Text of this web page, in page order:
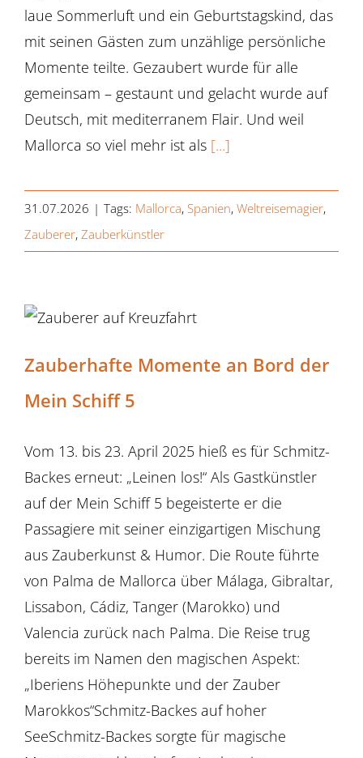
laue Sommerluft und ein Geburtstagskind, das
mit seinen Gästen zum unzählige persönliche
Momente teilte. Gezaubert wurde für alle
gemeinsam – gestaunt und gelacht wurde auf
Deutsch, mit mediterranem Flair. Und weil
Mallorca so viel mehr ist als [...]
31.07.2026 | Tags: Mallorca, Spanien, Weltreisemagier,
Zauberer, Zauberkünstler
Zauberhafte Momente an Bord der
Mein Schiff 5
Vom 13. bis 23. April 2025 hieß es für Schmitz-
Backes erneut: „Leinen los!“ Als Gastkünstler
auf der Mein Schiff 5 begeisterte er die
Passagiere mit seiner einzigartigen Mischung
aus Zauberkunst & Humor. Die Route führte
von Palma de Mallorca über Málaga, Gibraltar,
Lissabon, Cádiz, Tanger (Marokko) und
Valencia zurück nach Palma. Die Reise trug
bereits im Namen den magischen Aspekt:
„Iberiens Höhepunkte und der Zauber
Marokkos“Schmitz-Backes auf hoher
SeeSchmitz-Backes sorgte für magische